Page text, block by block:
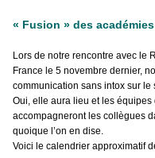
« Fusion » des
Lors de notre rencontre avec le
France le 5 novembre dernier,
communication sans intox sur
Oui, elle aura lieu et les équipes
accompagneront les collègues
quoique l’on en dise.
Voici le calendrier approximatif